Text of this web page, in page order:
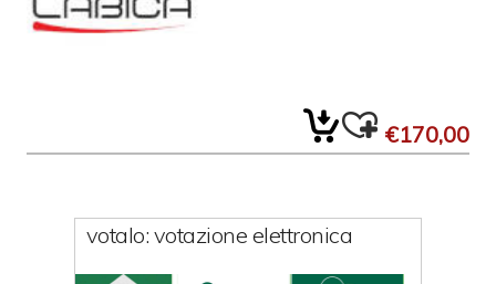
€170,00
votalo: votazione elettronica